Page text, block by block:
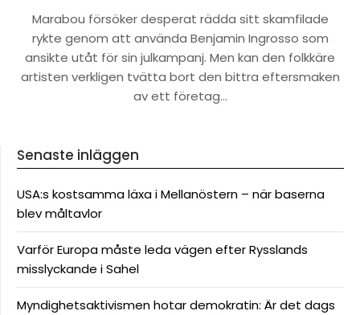
Marabou försöker desperat rädda sitt skamfilade
rykte genom att använda Benjamin Ingrosso som
ansikte utåt för sin julkampanj. Men kan den folkkäre
artisten verkligen tvätta bort den bittra eftersmaken
av ett företag…
Senaste inläggen
USA:s kostsamma läxa i Mellanöstern – när baserna
blev måltavlor
Varför Europa måste leda vägen efter Rysslands
misslyckande i Sahel
Myndighetsaktivismen hotar demokratin: Är det dags